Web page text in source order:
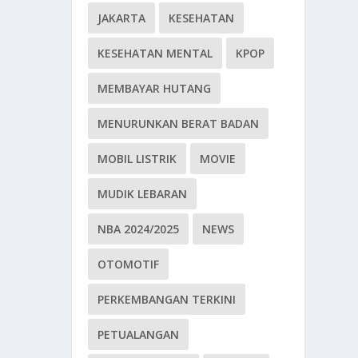
JAKARTA KESEHATAN
KESEHATAN MENTAL KPOP
MEMBAYAR HUTANG
MENURUNKAN BERAT BADAN
MOBIL LISTRIK MOVIE
MUDIK LEBARAN
NBA 2024/2025 NEWS
OTOMOTIF
PERKEMBANGAN TERKINI
PETUALANGAN